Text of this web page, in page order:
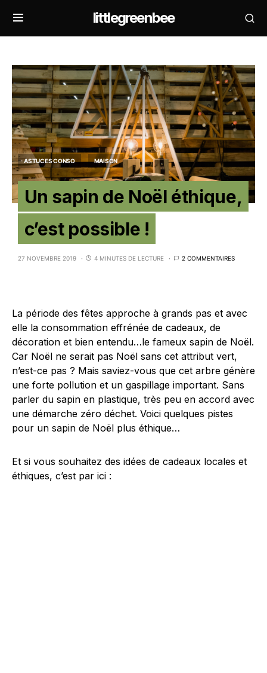
littlegreenbee
ASTUCES CONSO MAISON
Un sapin de Noël éthique,
c’est possible !
27 NOVEMBRE 2019 4 MINUTES DE LECTURE 2 COMMENTAIRES
La période des fêtes approche à grands pas et avec
elle la consommation effrénée de cadeaux, de
décoration et bien entendu…le fameux sapin de Noël.
Car Noël ne serait pas Noël sans cet attribut vert,
n’est-ce pas ? Mais saviez-vous que cet arbre génère
une forte pollution et un gaspillage important. Sans
parler du sapin en plastique, très peu en accord avec
une démarche zéro déchet. Voici quelques pistes
pour un sapin de Noël plus éthique…
Et si vous souhaitez des idées de cadeaux locales et
éthiques, c’est par ici :